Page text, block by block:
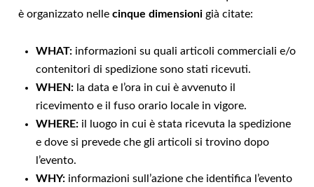
è organizzato nelle cinque dimensioni già citate:
WHAT: informazioni su quali articoli commerciali e/o
contenitori di spedizione sono stati ricevuti.
WHEN: la data e l’ora in cui è avvenuto il
ricevimento e il fuso orario locale in vigore.
WHERE: il luogo in cui è stata ricevuta la spedizione
e dove si prevede che gli articoli si trovino dopo
l’evento.
WHY: informazioni sull’azione che identifica l’evento